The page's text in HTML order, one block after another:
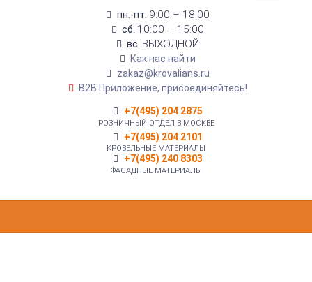
пн.-пт. 9:00 – 18:00
сб. 10:00 – 15:00
вс. ВЫХОДНОЙ
Как нас найти
zakaz@krovalians.ru
B2B Приложение, присоединяйтесь!
+7(495) 204 2875
РОЗНИЧНЫЙ ОТДЕЛ В МОСКВЕ
+7(495) 204 2101
КРОВЕЛЬНЫЕ МАТЕРИАЛЫ
+7(495) 240 8303
ФАСАДНЫЕ МАТЕРИАЛЫ